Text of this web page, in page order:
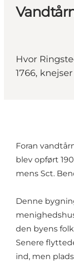
Hvor
1766,
Foran
blev opført
mens Sct.
Denne
den byens
Senere
ind, men